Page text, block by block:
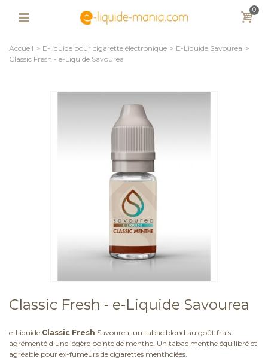
0
Accueil > E-liquide pour cigarette électronique > E-Liquide Savourea >
Classic Fresh - e-Liquide Savourea
Classic Fresh - e-Liquide Savourea
e-Liquide Classic Fresh Savourea, un tabac blond au goût frais
agrémenté d'une légère pointe de menthe. Un tabac menthe équilibré et
agréable pour ex-fumeurs de cigarettes mentholées.